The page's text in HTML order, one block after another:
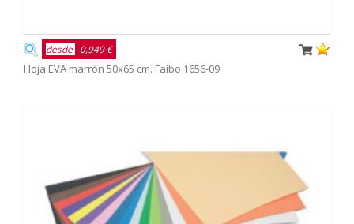
desde 0,949 €
Hoja EVA marrón 50x65 cm. Faibo 1656-09